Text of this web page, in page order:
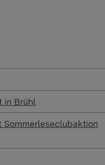
in Brühl
Sommerleseclubaktion